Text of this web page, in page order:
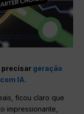
precisar geração
IA.
ficou claro que
impressionante,